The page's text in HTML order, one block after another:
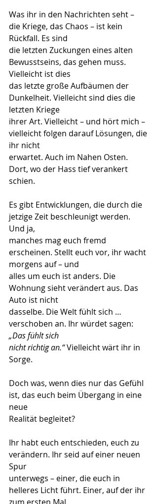
Was ihr in den Nachrichten seht –
die Kriege, das Chaos – ist kein
Rückfall. Es sind
die letzten Zuckungen eines alten
Bewusstseins, das gehen muss.
Vielleicht ist dies
das letzte große Aufbäumen der
Dunkelheit. Vielleicht sind dies die
letzten Kriege
ihrer Art. Vielleicht – und hört mich –
vielleicht folgen darauf Lösungen, die
ihr nicht
erwartet. Auch im Nahen Osten.
Dort, wo der Hass tief verankert
schien.
Es gibt Entwicklungen, die durch die
jetzige Zeit beschleunigt werden.
Und ja,
manches mag euch fremd
erscheinen. Stellt euch vor, ihr wacht
morgens auf – und
alles um euch ist anders. Die
Wohnung sieht verändert aus. Das
Auto ist nicht
dasselbe. Die Welt fühlt sich …
verschoben an. Ihr würdet sagen:
„Das fühlt sich
nicht richtig an.“ Vielleicht wärt ihr in
Sorge.
Doch was, wenn dies nur das Gefühl
ist, das euch beim Übergang in eine
neue
Realität begleitet?
Ihr habt euch entschieden, euch zu
verändern. Ihr seid auf einer neuen
Spur
unterwegs – einer, die euch in
helleres Licht führt. Einer, auf der ihr